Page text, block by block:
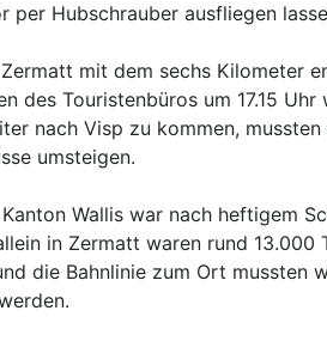
Hubschrauber ausfliegen
mit dem sechs Kilometer
des Touristenbüros um 17.15 Uhr
nach Visp zu kommen, mussten
umsteigen.
Wallis war nach heftigem
in Zermatt waren rund 13.000
die Bahnlinie zum Ort mussten